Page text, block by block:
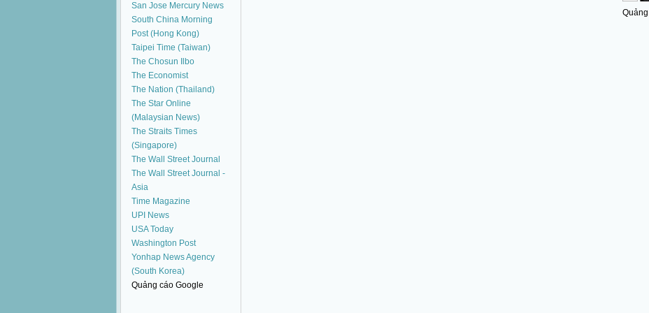
San Jose Mercury News
South China Morning
Post (Hong Kong)
Taipei Time (Taiwan)
The Chosun Ilbo
The Economist
The Nation (Thailand)
The Star Online
(Malaysian News)
The Straits Times
(Singapore)
The Wall Street Journal
The Wall Street Journal -
Asia
Time Magazine
UPI News
USA Today
Washington Post
Yonhap News Agency
(South Korea)
Quảng cáo Google